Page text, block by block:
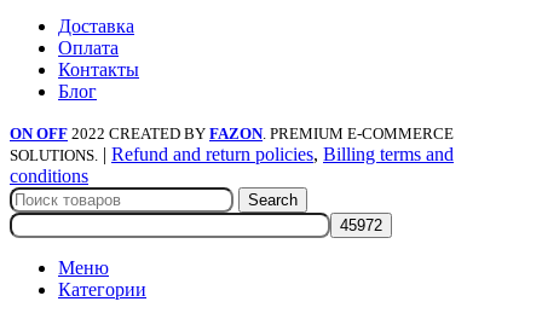
Доставка
Оплата
Контакты
Блог
ON OFF 2022 CREATED BY FAZON. PREMIUM E-COMMERCE
SOLUTIONS. | Refund and return policies, Billing terms and
conditions
Search
Меню
Категории